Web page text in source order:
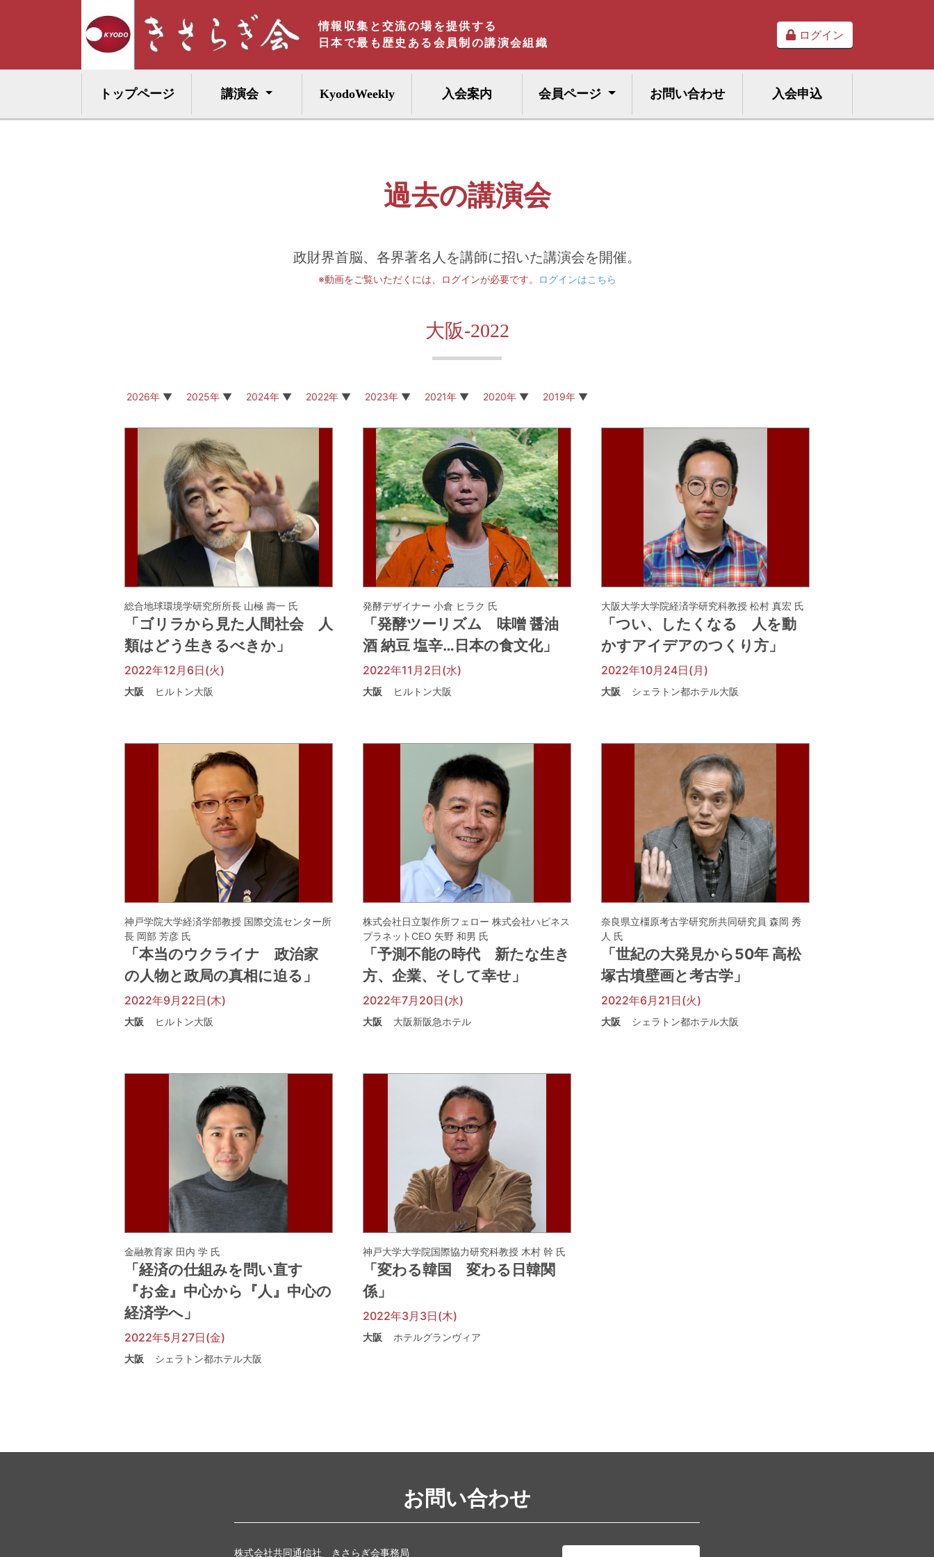
情報収集と交流の場を提供する
日本で最も歴史ある会員制の講演会組織
ログイン
トップページ 講演会 KyodoWeekly 入会案内 会員ページ お問い合わせ 入会申込
過去の講演会
政財界首脳、各界著名人を講師に招いた講演会を開催。
※動画をご覧いただくには、ログインが必要です。 ログインはこちら
大阪-2022
2026年 2025年 2024年 2022年 2023年 2021年 2020年 2019年
総合地球環境学研究所所長 山極 壽一 氏
「ゴリラから見た人間社会 人
類はどう生きるべきか」
2022年12月6日(火)
大阪 ヒルトン大阪
発酵デザイナー 小倉 ヒラク 氏
「発酵ツーリズム 味噌 醤油
酒 納豆 塩辛…日本の食文化」
2022年11月2日(水)
大阪 ヒルトン大阪
大阪大学大学院経済学研究科教授 松村 真宏 氏
「つい、したくなる 人を動
かすアイデアのつくり方」
2022年10月24日(月)
大阪 シェラトン都ホテル大阪
神戸学院大学経済学部教授 国際交流センター所
長 岡部 芳彦 氏
「本当のウクライナ 政治家
の人物と政局の真相に迫る」
2022年9月22日(木)
大阪 ヒルトン大阪
株式会社日立製作所フェロー 株式会社ハピネス
プラネットCEO 矢野 和男 氏
「予測不能の時代 新たな生き
方、企業、そして幸せ」
2022年7月20日(水)
大阪 大阪新阪急ホテル
奈良県立橿原考古学研究所共同研究員 森岡 秀
人 氏
「世紀の大発見から50年 高松
塚古墳壁画と考古学」
2022年6月21日(火)
大阪 シェラトン都ホテル大阪
金融教育家 田内 学 氏
「経済の仕組みを問い直す
『お金』中心から『人』中心の
経済学へ」
2022年5月27日(金)
大阪 シェラトン都ホテル大阪
神戸大学大学院国際協力研究科教授 木村 幹 氏
「変わる韓国 変わる日韓関
係」
2022年3月3日(木)
大阪 ホテルグランヴィア
お問い合わせ
株式会社共同通信社 きさらぎ会事務局